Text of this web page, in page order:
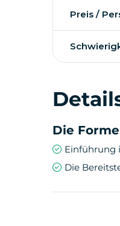
Preis /
Die
Einführung
Die